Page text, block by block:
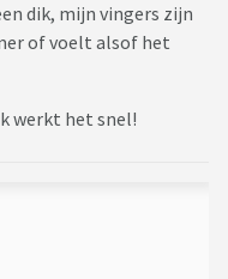
dik, mijn vingers zijn
of voelt alsof het
werkt het snel!